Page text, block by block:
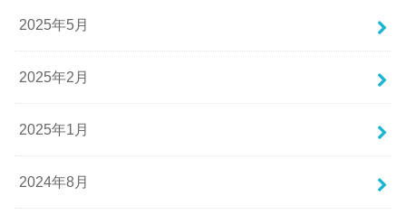
2025年5月
2025年2月
2025年1月
2024年8月